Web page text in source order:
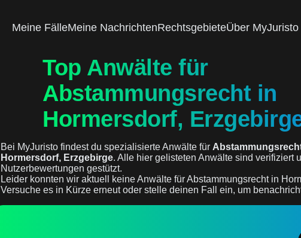
Meine FälleMeine NachrichtenRechtsgebieteÜber MyJuristo
Top Anwälte für
Abstammungsrecht in
Hormersdorf,
Bei MyJuristo findest du spezialisierte Anwälte für
Hormersdorf, Erzgebirge. Alle hier gelisteten Anwälte sind verifiziert
Nutzerbewertungen gestützt.
Leider konnten wir aktuell keine Anwälte für Abstammungsrecht in
Versuche es in Kürze erneut oder stelle deinen Fall ein, um